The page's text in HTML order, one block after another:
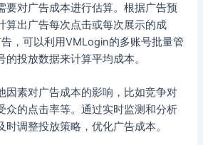
要对广告成本进行估算。根据广告预
算出广告每次点击或每次展示的成
，可以利用VMLogin的多账号批量管
投放数据来计算平均成本。
因素对广告成本的影响，比如竞争对
众的点击率等。通过实时监测和分析
调整投放策略，优化广告成本。